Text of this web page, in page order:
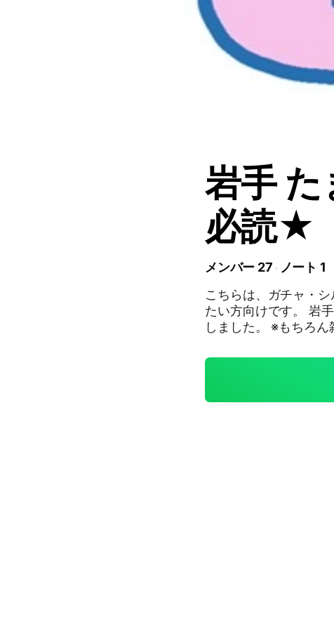
岩手
必読★
メンバー 27
ノート 1
こちらは、ガチャ・
たい方向けです。 岩手県全域どこでも情報がやり取りできるように作成
しました。 ※もちろん雑談もありですが、スレッド内で行うようにして
厳重注意や一発退場